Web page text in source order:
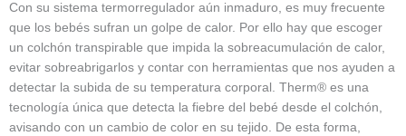
Con su sistema termorregulador aún inmaduro, es muy frecuente
que los bebés sufran un golpe de calor. Por ello hay que escoger
un colchón transpirable que impida la sobreacumulación de calor,
evitar sobreabrigarlos y contar con herramientas que nos ayuden a
detectar la subida de su temperatura corporal. Therm® es una
tecnología única que detecta la fiebre del bebé desde el colchón,
avisando con un cambio de color en su tejido. De esta forma,